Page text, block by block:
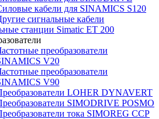
кабели для SINAMICS S120
сигнальные кабели
станции Simatic ET 200
преобразователи
V20
преобразователи
V90
LOHER DYNAVERT
SIMODRIVE POSMO
тока SIMOREG CCP